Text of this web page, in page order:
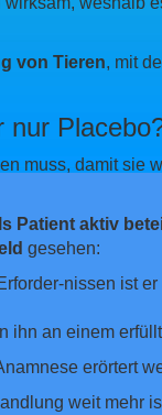
von Tieren, mit
nur
muss, damit sie
Patient aktiv
gesehen:
nissen ist
ihn an einem
erörtert
weit mehr